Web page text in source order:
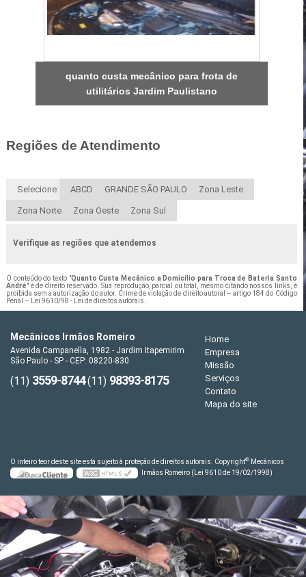
quanto custa mecânico para frota de
utilitários Jardim Paulistano
Regiões de Atendimento
Selecione: ABCD GRANDE SÃO PAULO Zona Leste
Zona Norte Zona Oeste Zona Sul
Verifique as regiões que atendemos
O conteúdo do texto "Quanto Custa Mecânico a Domicílio para Troca de Bateria Santo
André" é de direito reservado. Sua reprodução, parcial ou total, mesmo citando nossos links, é
proibida sem a autorização do autor. Crime de violação de direito autoral – artigo 184 do Código
Penal – Lei 9610/98 - Lei de direitos autorais.
Mecânicos Irmãos Romeiro
Avenida Campanella, 1982 - Jardim Itapemirim
São Paulo - SP - CEP: 08220-830
(11) 3559-8744(11) 98393-8175
Home
Empresa
Missão
Serviços
Contato
Mapa do site
O inteiro teor deste site está sujeito à proteção de direitos autorais. Copyright© Mecânicos
Irmãos Romeiro (Lei 9610 de 19/02/1998)